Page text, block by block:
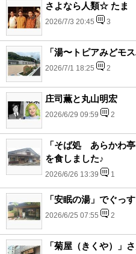
さよなら人類☆ たま
2026/7/3 20:45 3
「湯〜トピアみどモ
2026/7/1 18:25 2
庄司薫と丸山明宏
2026/6/29 09:59 2
「そば処 あらかわ亭
を食しました♪
2026/6/26 13:39 1
「安眠の湯」でぐっ
2026/6/25 07:55 2
「菊屋（きくや）」